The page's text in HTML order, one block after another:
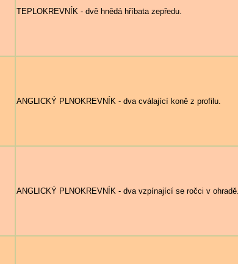
TEPLOKREVNÍK - dvě hnědá hříbata zepředu.
ANGLICKÝ PLNOKREVNÍK - dva cválající koně z profilu.
ANGLICKÝ PLNOKREVNÍK - dva vzpínající se ročci v ohradě.